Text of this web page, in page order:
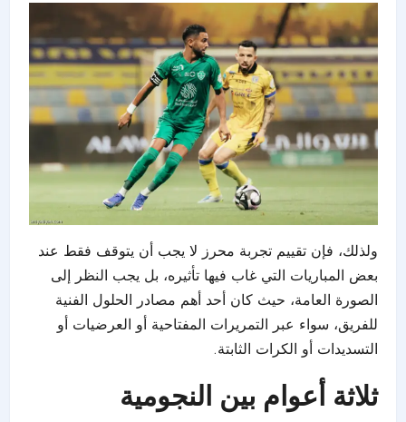
ولذلك، فإن تقييم تجربة محرز لا يجب أن يتوقف فقط عند
بعض المباريات التي غاب فيها تأثيره، بل يجب النظر إلى
الصورة العامة، حيث كان أحد أهم مصادر الحلول الفنية
للفريق، سواء عبر التمريرات المفتاحية أو العرضيات أو
التسديدات أو الكرات الثابتة.
ثلاثة أعوام بين النجومية